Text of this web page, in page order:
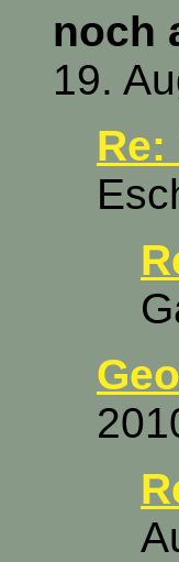
noch
19.